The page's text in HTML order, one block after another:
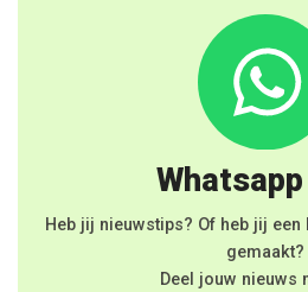
Heb jij nieuwstips? Of heb jij
gemaakt?
Deel jouw nieuws